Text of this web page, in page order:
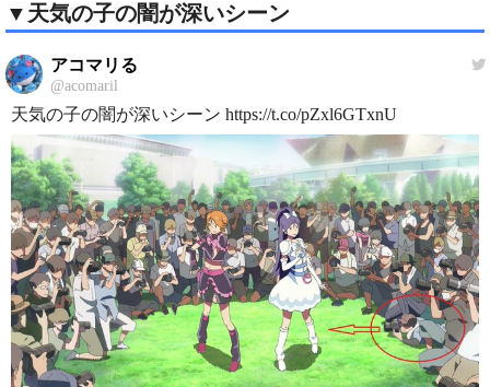
▼天気の子の闇が深いシーン
アコマリる
@acomaril
天気の子の闇が深いシーン https://t.co/pZxl6GTxnU